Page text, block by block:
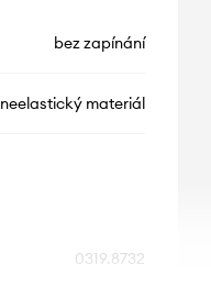
bez zapínání
neelastický materiál
0319.8732